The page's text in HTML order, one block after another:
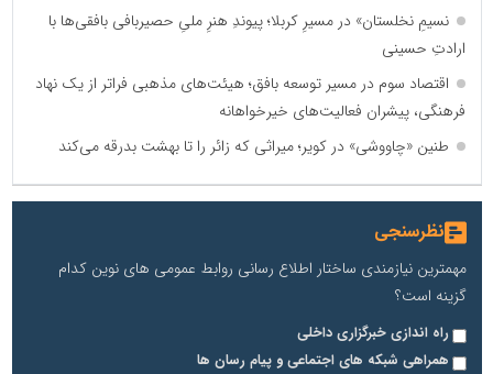
نسیمِ نخلستان» در مسیرِ کربلا؛ پیوندِ هنرِ ملیِ حصیربافی بافقی‌ها با
ارادتِ حسینی
اقتصاد سوم در مسیر توسعه بافق؛ هیئت‌های مذهبی فراتر از یک نهاد
فرهنگی، پیشران فعالیت‌های خیرخواهانه
طنین «چاووشی» در کویر؛ میراثی که زائر را تا بهشت بدرقه می‌کند
نظرسنجی
مهمترین نیازمندی ساختار اطلاع رسانی روابط عمومی های نوین کدام
گزینه است؟
راه اندازی خبرگزاری داخلی
همراهی شبکه های اجتماعی و پیام رسان ها